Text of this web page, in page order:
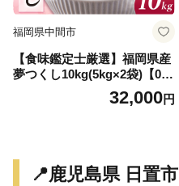
福岡県中間市
【食味鑑定士厳選】福岡県産
夢つくし10kg(5kg×2袋)【039
32,000円
📍鹿児島県 日置市